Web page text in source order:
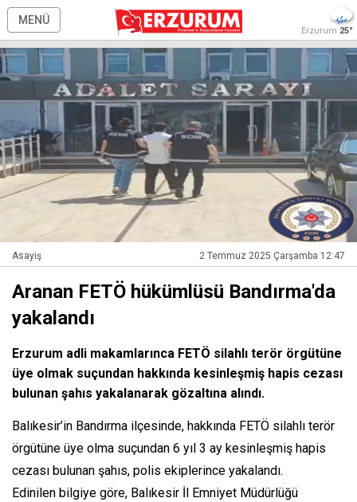
MENÜ
Erzurum 25°
Asayiş 2 Temmuz 2025 Çarşamba 12:47
Aranan FETÖ hükümlüsü Bandırma'da
yakalandı
Erzurum adli makamlarınca FETÖ silahlı terör örgütüne
üye olmak suçundan hakkında kesinleşmiş hapis cezası
bulunan şahıs yakalanarak gözaltına alındı.
Balıkesir’in Bandırma ilçesinde, hakkında FETÖ silahlı terör
örgütüne üye olma suçundan 6 yıl 3 ay kesinleşmiş hapis
cezası bulunan şahıs, polis ekiplerince yakalandı.
Edinilen bilgiye göre, Balıkesir İl Emniyet Müdürlüğü